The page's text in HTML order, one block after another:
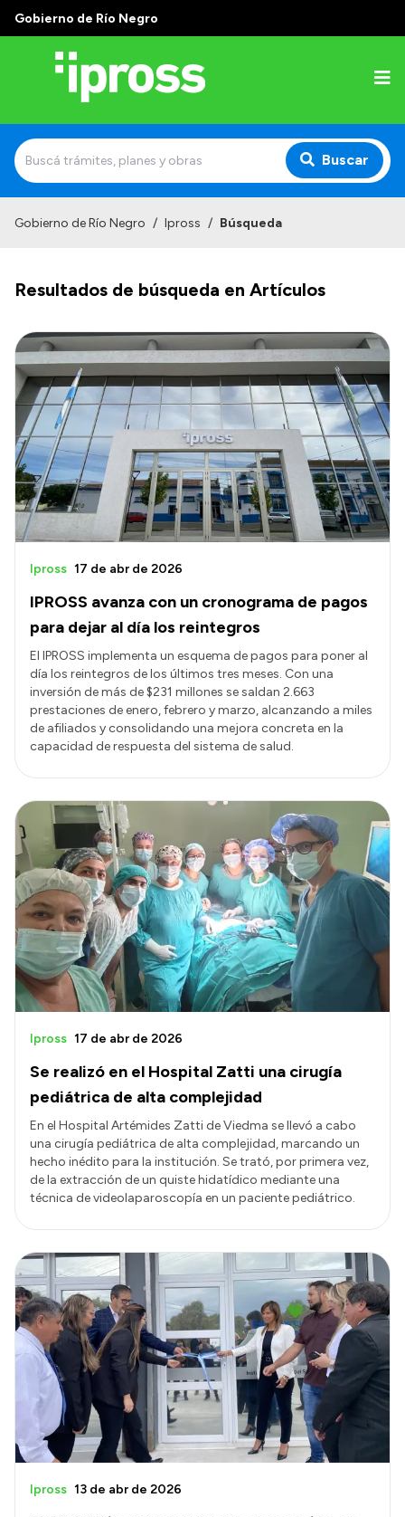
Gobierno de Río Negro
Buscar
¿Qué es IPROSS?
Autoridades
Delegaciones
Consultorios Propios
Presentación CV
Transparencia
Inversión en Salud
Licitaciones
Gobierno de Río Negro / Ipross / Búsqueda
Resultados de búsqueda en Artículos
IPROSS avanza con un cronograma de pagos
para dejar al día los reintegros
Ipross 17 de abr de 2026
El IPROSS implementa un esquema de pagos para poner al
día los reintegros de los últimos tres meses. Con una
inversión de más de $231 millones se saldan 2.663
prestaciones de enero, febrero y marzo, alcanzando a miles
de afiliados y consolidando una mejora concreta en la
capacidad de respuesta del sistema de salud.
Se realizó en el Hospital Zatti una cirugía
pediátrica de alta complejidad
Ipross 17 de abr de 2026
En el Hospital Artémides Zatti de Viedma se llevó a cabo
una cirugía pediátrica de alta complejidad, marcando un
hecho inédito para la institución. Se trató, por primera vez,
de la extracción de un quiste hidatídico mediante una
técnica de videolaparoscopía en un paciente pediátrico.
Ipross 13 de abr de 2026